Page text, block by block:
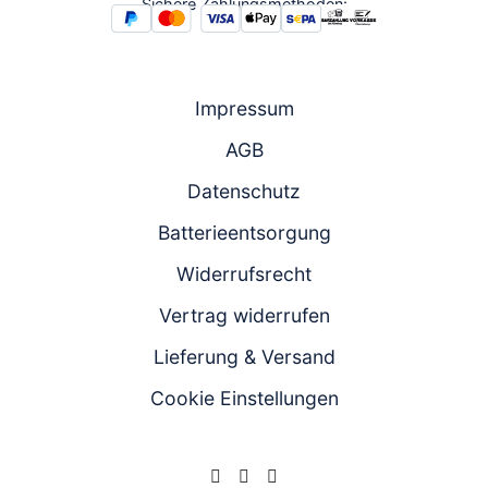
Sichere Zahlungsmethoden:
Impressum
AGB
Datenschutz
Batterieentsorgung
Widerrufsrecht
Vertrag widerrufen
Lieferung & Versand
Cookie Einstellungen